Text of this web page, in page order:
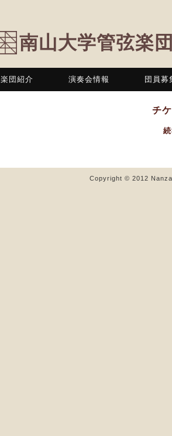
南山大学管弦楽
楽団紹介 演奏会情報 団員募
チ
Copyright © 2012